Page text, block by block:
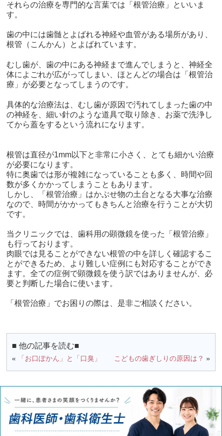
それらの治療を専門的な言葉では「根管治療」といいま
す。
歯の中には歯髄とよばれる神経や血管がある場所があり、
根管（こんかん）とよばれています。
むし歯が、歯の中にある神経まで進んでしまうと、神経全
体によごれが広がってしまい、ほとんどの場合は「根管治
療」が必要となってしまうのです。
具体的な治療法は、むし歯が原因で汚れてしまった歯の中
の神経を、細い針のような道具で取り除き、お薬で洗浄し
てから蓋をするという流れになります。
根管は直径が1mm以下と非常に小さく、とても細かい治療
が必要になります。
特に奥歯では形が複雑になっていることも多く、時間や回
数が多くかかってしまうこともあります。
しかし、「根管治療」はかぶせ物の土台となる大事な治療
なので、時間がかかってもきちんと治療を行うことが大切
です。
当クリニックでは、歯科用の顕微鏡を使った「根管治療」
も行っております。
肉眼では見ることができない根管の中を詳しく確認するこ
とができるため、より難しい症例にも対応することができ
ます。全ての症例で顕微鏡を使う訳ではありませんが、必
要と判断した場合に使います。
「根管治療」でお困りの際は、是非ご相談ください。
■ 他の記事を読む■
« 「お口ぽかん」と「口臭」 こどもの歯ぎしりの原因は？ »